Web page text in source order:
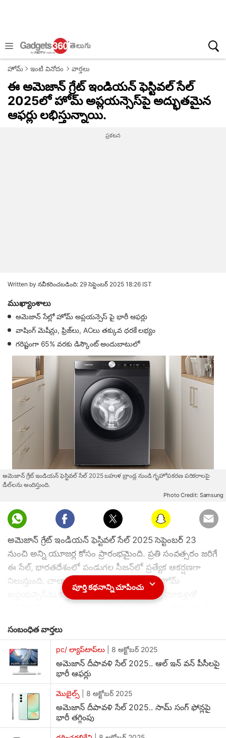
హోమ్ ఇంటి వినోదం వార్తలు
ఈ అమెజాన్ గ్రేట్ ఇండియన్ ఫెస్టివల్ సేల్
2025లో హోమ్ అప్లయన్సెస్‌పై అద్భుతమైన
ఆఫర్లు లభిస్తున్నాయి.
ప్రకటన
Written by నవీకరించబడింది: 29 సెప్టెంబర్ 2025 18:26 IST
ముఖ్యాంశాలు
అమెజాన్ సేల్లో హోమ్ అప్లయన్సెస్ పై భారీ ఆఫర్లు
వాషింగ్ మెషీన్లు, ఫ్రిజ్‌లు, ACలు తక్కువ ధరకే లభ్యం
గరిష్టంగా 65% వరకు డిస్కౌంట్ అందుబాటులో
అమెజాన్ గ్రేట్ ఇండియన్ ఫెస్టివల్ సేల్ 2025 బహుళ బ్రాండ్ల నుండి గృహోపకరణ పరికరాలపై
డీల్‌లను అందిస్తుంది.
Photo Credit: Samsung
అమెజాన్ గ్రేట్ ఇండియన్ ఫెస్టివల్ సేల్ 2025 సెప్టెంబర్ 23
నుంచి అన్ని యూజర్ల కోసం ప్రారంభమైంది. ప్రతి సంవత్సరం జరిగే
ఈ సేల్, భారతదేశంలో పండుగల సీజన్‌లో ప్రత్యేక ఆకర్షణగా
నిలుస్తుంది. చాలా కుటుంబాల కోసం ఇది పాత హోమ్
అప్లయన్సెస్‌ను కొత్త, ఆధునిక సౌకర్యాలతో ఉన్న మోడళ్లతో
కండీషనర్లు, చిమ్నీలు వంటి పరికరాలపై భారీ రాయితీలు
లభిస్తున్నాయి. శాంసంగ్, ఎల్‌జీ, గోద్రేజ్, హైయర్, హిటాచీ, బోష్
వంటి ప్రముఖ బ్రాండ్ల ఉత్పత్తులను ఇప్పుడు ఎక్కువ ఖర్చు
లేకుండా సొంతం చేసుకోవచ్చు.
అమెజాన్ గ్రేట్ ఇండియన్ ఫెస్టివల్ సేల్ 2025: ఆఫర్లు మరియు
రాయితీలు
ఈ సేల్‌లో హోమ్ అప్లయన్సెస్‌పై గరిష్టంగా 65 శాతం వరకు
పూర్తి కథనాన్ని చూపించు
సంబంధిత వార్తలు
pc/ ల్యాప్‌టాప్‌లు 8 అక్టోబర్ 2025
అమెజాన్ దీపావళి సేల్ 2025.. ఆల్ ఇన్ వన్ పీసీలపై
భారీ ఆఫర్లు
మొబైల్స్ 8 అక్టోబర్ 2025
అమెజాన్ దీపావళి సేల్ 2025.. సామ్ సంగ్ ఫోన్లపై
భారీ తగ్గింపు